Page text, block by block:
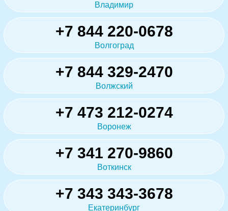
Владимир
+7 844 220-0678
Волгоград
+7 844 329-2470
Волжский
+7 473 212-0274
Воронеж
+7 341 270-9860
Воткинск
+7 343 343-3678
Екатеринбург